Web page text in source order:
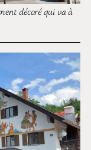
décoré qui va à